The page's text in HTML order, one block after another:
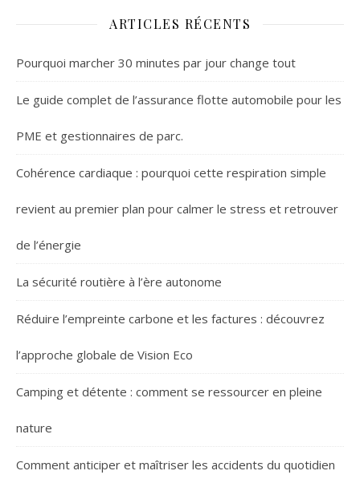
ARTICLES RÉCENTS
Pourquoi marcher 30 minutes par jour change tout
Le guide complet de l’assurance flotte automobile pour les
PME et gestionnaires de parc.
Cohérence cardiaque : pourquoi cette respiration simple
revient au premier plan pour calmer le stress et retrouver
de l’énergie
La sécurité routière à l’ère autonome
Réduire l’empreinte carbone et les factures : découvrez
l’approche globale de Vision Eco
Camping et détente : comment se ressourcer en pleine
nature
Comment anticiper et maîtriser les accidents du quotidien